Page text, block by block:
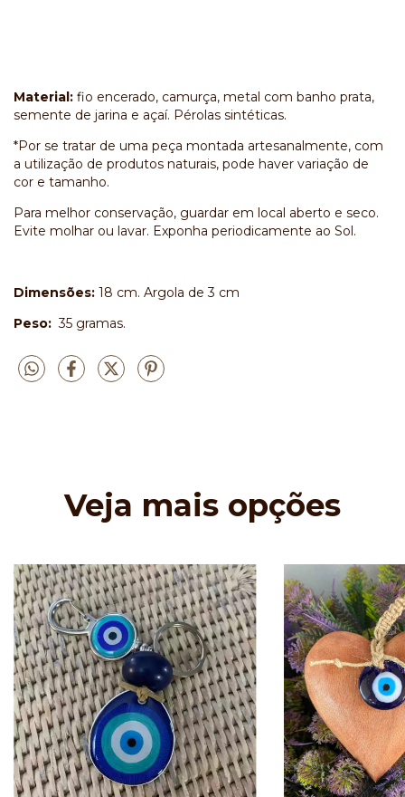
Material: fio encerado, camurça, metal com banho prata,
semente de jarina e açaí. Pérolas sintéticas.
*Por se tratar de uma peça montada artesanalmente, com
a utilização de produtos naturais, pode haver variação de
cor e tamanho.
Para melhor conservação, guardar em local aberto e seco.
Evite molhar ou lavar. Exponha periodicamente ao Sol.
Dimensões: 18 cm. Argola de 3 cm
Peso: 35 gramas.
Veja mais opções